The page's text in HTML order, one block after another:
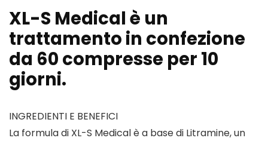
XL-S Medical è un
trattamento in confezione
da 60 compresse per 10
giorni.
INGREDIENTI E BENEFICI
La formula di XL-S Medical è a base di Litramine, un